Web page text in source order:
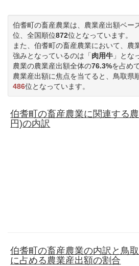
伯耆町の畜産農業は、農業産出額ベー
位、全国順位872位となっています。
また、伯耆町の畜産農業において、農
強みとなっているのは「肉用牛 」とな
農業の農業産出額全体の76.3%を占め
農業産出額に焦点を当てると、鳥取県
486位となっています。
伯耆町の畜産農業に関連する
円)の内訳
伯耆町の畜産農業の内訳と鳥
に占める農業産出額の割合